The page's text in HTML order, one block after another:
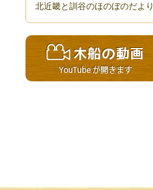
北近畿と訓谷のほのぼのだより